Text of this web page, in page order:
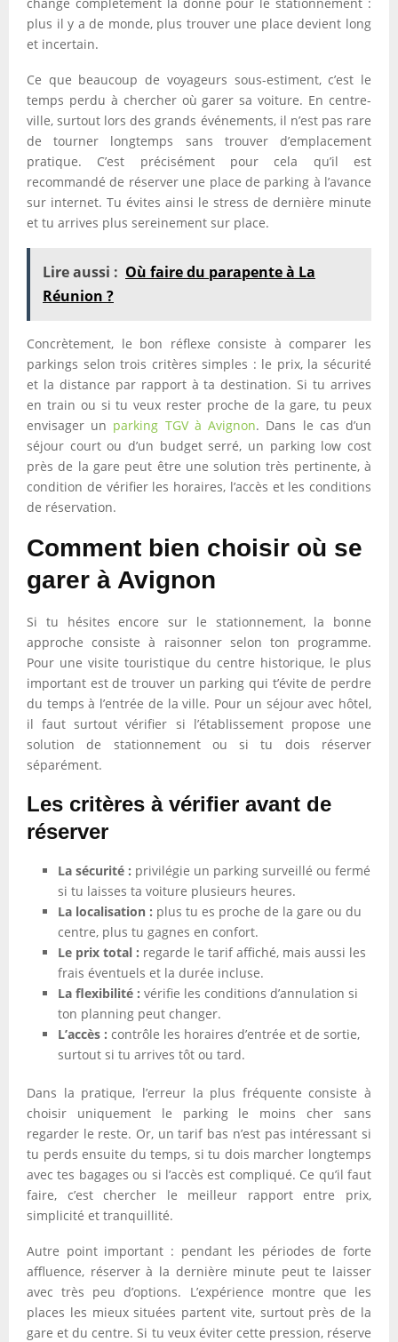
plus il y a de monde, plus trouver une place devient long
et incertain.
Ce que beaucoup de voyageurs sous-estiment, c’est le
temps perdu à chercher où garer sa voiture. En centre-
ville, surtout lors des grands événements, il n’est pas rare
de tourner longtemps sans trouver d’emplacement
pratique. C’est précisément pour cela qu’il est
recommandé de réserver une place de parking à l’avance
sur internet. Tu évites ainsi le stress de dernière minute
et tu arrives plus sereinement sur place.
Lire aussi : Où faire du parapente à La
Réunion ?
Concrètement, le bon réflexe consiste à comparer les
parkings selon trois critères simples : le prix, la sécurité
et la distance par rapport à ta destination. Si tu arrives
en train ou si tu veux rester proche de la gare, tu peux
envisager un parking TGV à Avignon. Dans le cas d’un
séjour court ou d’un budget serré, un parking low cost
près de la gare peut être une solution très pertinente, à
condition de vérifier les horaires, l’accès et les conditions
de réservation.
Comment bien choisir où se
garer à Avignon
Si tu hésites encore sur le stationnement, la bonne
approche consiste à raisonner selon ton programme.
Pour une visite touristique du centre historique, le plus
important est de trouver un parking qui t’évite de perdre
du temps à l’entrée de la ville. Pour un séjour avec hôtel,
il faut surtout vérifier si l’établissement propose une
solution de stationnement ou si tu dois réserver
séparément.
Les critères à vérifier avant de
réserver
La sécurité : privilégie un parking surveillé ou fermé
si tu laisses ta voiture plusieurs heures.
La localisation : plus tu es proche de la gare ou du
centre, plus tu gagnes en confort.
Le prix total : regarde le tarif affiché, mais aussi les
frais éventuels et la durée incluse.
La flexibilité : vérifie les conditions d’annulation si
ton planning peut changer.
L’accès : contrôle les horaires d’entrée et de sortie,
surtout si tu arrives tôt ou tard.
Dans la pratique, l’erreur la plus fréquente consiste à
choisir uniquement le parking le moins cher sans
regarder le reste. Or, un tarif bas n’est pas intéressant si
tu perds ensuite du temps, si tu dois marcher longtemps
avec tes bagages ou si l’accès est compliqué. Ce qu’il faut
faire, c’est chercher le meilleur rapport entre prix,
simplicité et tranquillité.
Autre point important : pendant les périodes de forte
affluence, réserver à la dernière minute peut te laisser
avec très peu d’options. L’expérience montre que les
places les mieux situées partent vite, surtout près de la
gare et du centre. Si tu veux éviter cette pression, réserve